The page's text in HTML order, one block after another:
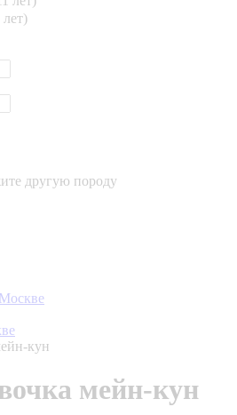
другую породу
кун
мейн-кун